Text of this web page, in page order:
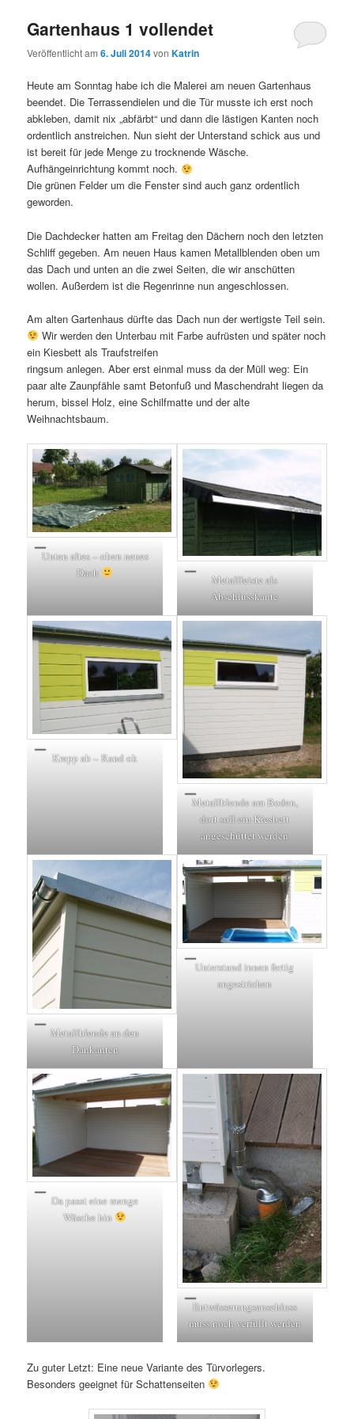
Gartenhaus 1 vollendet
Veröffentlicht am6. Juli 2014vonKatrin
Heute am Sonntag habe ich die Malerei am neuen Gartenhaus
beendet. Die Terrassendielen und die Tür musste ich erst noch
abkleben, damit nix „abfärbt“ und dann die lästigen Kanten noch
ordentlich anstreichen. Nun sieht der Unterstand schick aus und
ist bereit für jede Menge zu trocknende Wäsche.
Aufhängeinrichtung kommt noch.
Die grünen Felder um die Fenster sind auch ganz ordentlich
geworden.
Die Dachdecker hatten am Freitag den Dächern noch den letzten
Schliff gegeben. Am neuen Haus kamen Metallblenden oben um
das Dach und unten an die zwei Seiten, die wir anschütten
wollen. Außerdem ist die Regenrinne nun angeschlossen.
Am alten Gartenhaus dürfte das Dach nun der wertigste Teil sein.
Wir werden den Unterbau mit Farbe aufrüsten und später noch
ein Kiesbett als Traufstreifen
ringsum anlegen. Aber erst einmal muss da der Müll weg: Ein
paar alte Zaunpfähle samt Betonfuß und Maschendraht liegen da
herum, bissel Holz, eine Schilfmatte und der alte
Weihnachtsbaum.
Unten altes – oben neues
Dach
Metallleiste als
Abschlusskante
Krepp ab – Rand ok
Metallblende am Boden,
dort soll ein Kiesbett
angeschüttet werden
Metallblende an den
Dankanten
Unterstand innen fertig
angestrichen
Da passt eine menge
Wäsche hin
Entwässerungsanschluss
muss noch verfüllt werden
Zu guter Letzt: Eine neue Variante des Türvorlegers.
Besonders geeignet für Schattenseiten